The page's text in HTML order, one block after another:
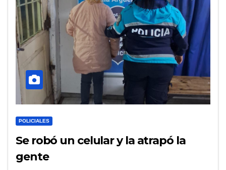
POLICIALES
Se robó un celular y la atrapó la
gente